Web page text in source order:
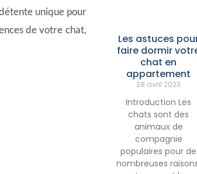
unique pour
de votre chat,
Les astuces
faire dormir
chat en
appartement
28 avril 2023
Introduction Les
chats sont des
animaux de
compagnie
populaires pour de
nombreuses